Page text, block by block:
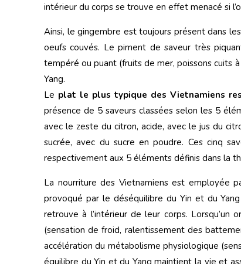
intérieur du corps se trouve en effet menacé si
Ainsi, le gingembre est toujours présent dans
oeufs couvés. Le piment de saveur très
tempéré ou puant (fruits de mer, poissons cuits
Yang.
Le plat le plus typique des Vietnamiens
présence de 5 saveurs classées selon les 5
avec le zeste du citron, acide, avec le jus du
sucrée, avec du sucre en poudre. Ces cinq
respectivement aux 5 éléments définis dans la
La nourriture des Vietnamiens est employée
provoqué par le déséquilibre du Yin et du
retrouve à l’intérieur de leur corps.
(sensation de froid, ralentissement des
accélération du métabolisme physiologique